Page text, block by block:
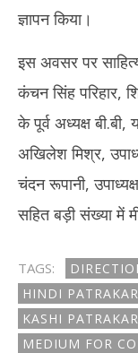
ज्ञापन किया।
इस अवसर पर
कंचन सिंह परिहार,
के पूर्व अध्यक्ष बी.बी,
अखिलेश मिश्र,
चंदन रूपानी,
सहित बड़ी संख्या में
TAGS:
HINDI
KASHI
MEDIUM FOR